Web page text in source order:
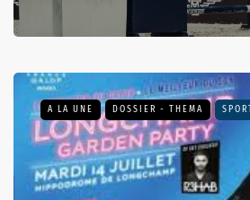
A LA UNE DOSSIER - THEMA SPORT